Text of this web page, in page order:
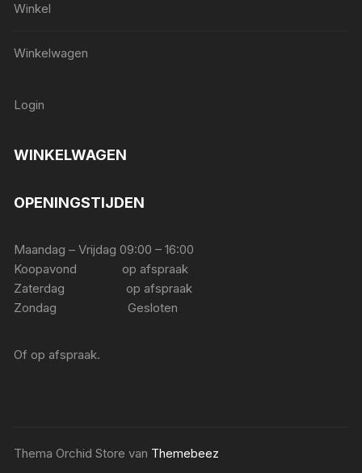
Winkel
Winkelwagen
Login
WINKELWAGEN
OPENINGSTIJDEN
Maandag – Vrijdag 09:00 – 16:00
Koopavond op afspraak
Zaterdag op afspraak
Zondag Gesloten
Of op afspraak.
Thema Orchid Store van Themebeez